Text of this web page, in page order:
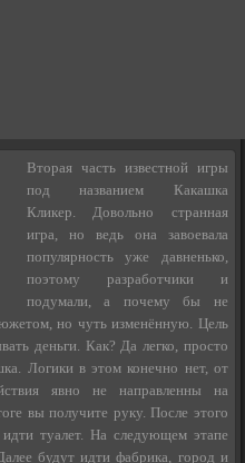
Вторая часть известной игры
под названием Какашка
Кликер. Довольно странная
игра, но ведь она завоевала
популярность уже давненько,
поэтому разработчики и
подумали, а почему бы не
но чуть изменённую. Цель
деньги. Как? Да легко, просто
Логики в этом конечно нет, от
явно не направленны на
вы получите руку. После этого
туалет. На следующем этапе
будут идти фабрика, город и